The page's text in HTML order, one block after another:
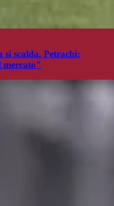
si scalda. Petrachi:
mercato"